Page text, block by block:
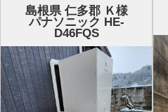
島根県 仁多郡 Ｋ様
パナソニック HE-
D46FQS